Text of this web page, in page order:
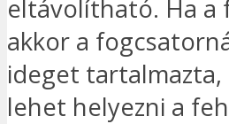
eltávolítható. Ha a
akkor a
ideget
lehet helyezni a